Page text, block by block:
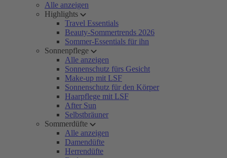
Alle anzeigen
Highlights
Travel Essentials
Beauty-Sommertrends 2026
Sommer-Essentials für ihn
Sonnenpflege
Alle anzeigen
Sonnenschutz fürs Gesicht
Make-up mit LSF
Sonnenschutz für den Körper
Haarpflege mit LSF
After Sun
Selbstbräuner
Sommerdüfte
Alle anzeigen
Damendüfte
Herrendüfte